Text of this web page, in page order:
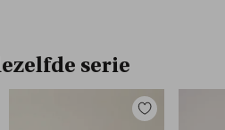
serie
Toevoegen